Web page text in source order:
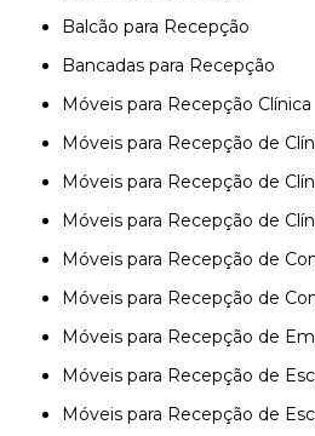
Balcão para Recepção
Bancadas para Recepção
Móveis para Recepção Clínica
Móveis para Recepção de
Móveis para Recepção de
Móveis para Recepção de
Móveis para Recepção de
Móveis para Recepção de
Móveis para Recepção de
Móveis para Recepção de
Móveis para Recepção de